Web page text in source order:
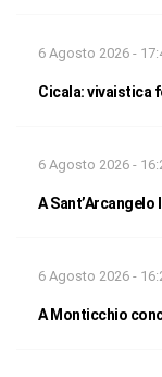
6 Agosto 2026 -
Cicala: vivaistica
6 Agosto 2026 -
A
6 Agosto 2026 -
A Monticchio